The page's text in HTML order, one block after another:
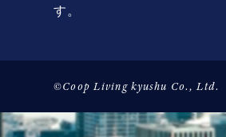
す。
©Coop Living kyushu Co., Ltd.